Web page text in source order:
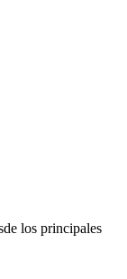
los principales